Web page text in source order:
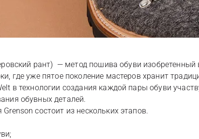
рант) — метод пошива обуви
где уже пятое поколение мастеров хранит
в технологии создания каждой пары обуви
обувных деталей.
состоит из нескольких этапов.